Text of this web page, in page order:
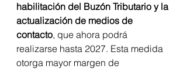
habilitación del Buzón Tributario y la
actualización de medios de
contacto, que ahora podrá
realizarse hasta 2027. Esta medida
otorga mayor margen de